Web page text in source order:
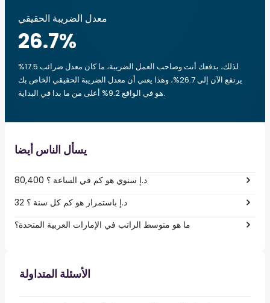
معدل الضريبة الحقيقي
26.7%
لذلك، بدفعك أنت وصاحب العمل الضريبة، ما كان معدل ضرائب 17.5%
يرتفع الآن إلى 26.7%، وهذا يعني أن معدل الضريبة الحقيقي الخاص بك
هو في الواقع 9.2% أعلى من ما بدا في البداية.
يسأل الناس أيضا
80,400 د.إ سنوي هو كم في الساعة ؟
32 د.إ باستمرار هو كم كل سنة ؟
ما هو متوسط الراتب في الإمارات العربية المتحدة؟
الأسئلة المتداولة